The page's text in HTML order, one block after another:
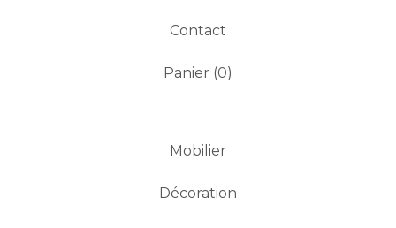
Contact
Panier (0)
Mobilier
Décoration